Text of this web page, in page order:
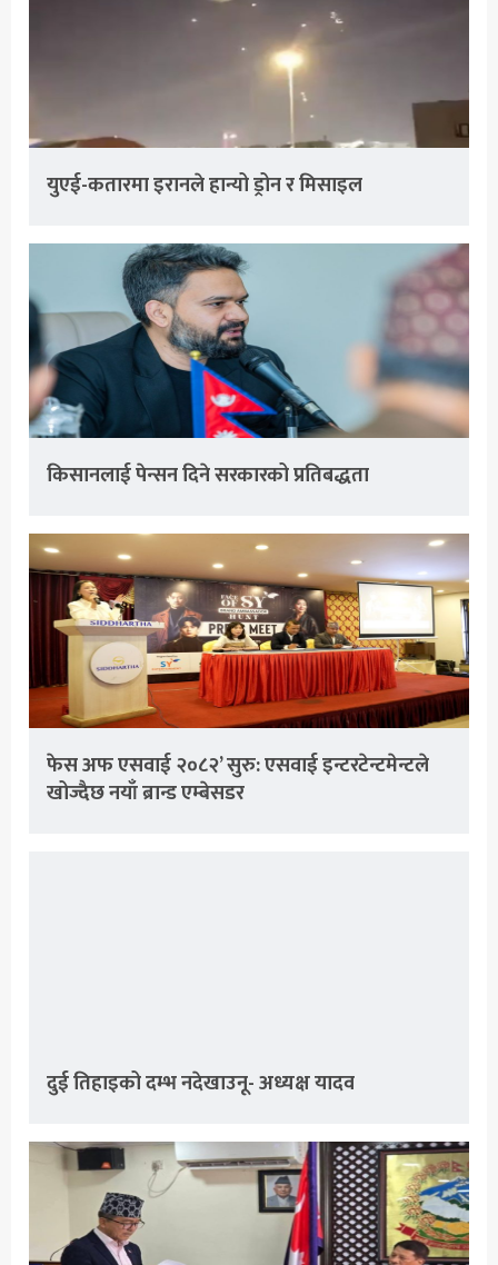
युएई-कतारमा इरानले हान्यो ड्रोन र मिसाइल
किसानलाई पेन्सन दिने सरकारको प्रतिबद्धता
फेस अफ एसवाई २०८२’ सुरु: एसवाई इन्टरटेन्टमेन्टले
खोज्दैछ नयाँ ब्रान्ड एम्बेसडर
दुई तिहाइको दम्भ नदेखाउनू- अध्यक्ष यादव